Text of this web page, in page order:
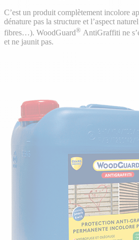
C’est un produit complètement incolore
dénature pas la structure et l’aspect
fibres…). WoodGuard® AntiGraffiti ne
et ne jaunit pas.